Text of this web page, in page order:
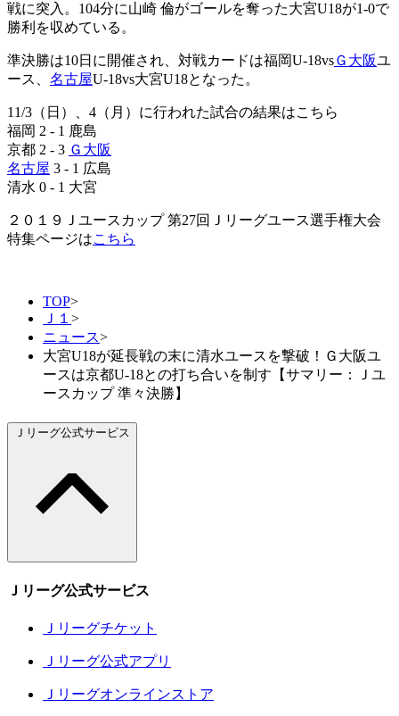
戦に突入。104分に山崎 倫がゴールを奪った大宮U18が1-0で
勝利を収めている。
準決勝は10日に開催され、対戦カードは福岡U-18vsＧ大阪ユ
ース、 名古屋U-18vs大宮U18となった。
11/3（日）、4（月）に行われた試合の結果はこちら
福岡 2 - 1 鹿島
京都 2 - 3 Ｇ大阪
名古屋 3 - 1 広島
清水 0 - 1 大宮
２０１９Ｊユースカップ 第27回Ｊリーグユース選手権大会
特集ページはこちら
TOP>
Ｊ１ >
ニュース>
大宮U18が延長戦の末に清水ユースを撃破！Ｇ大阪ユ
ースは京都U-18との打ち合いを制す【サマリー：Ｊユ
ースカップ 準々決勝】
Ｊリーグ公式サービス
Ｊリーグ公式サービス
Ｊリーグチケット
Ｊリーグ公式アプリ
Ｊリーグオンラインストア